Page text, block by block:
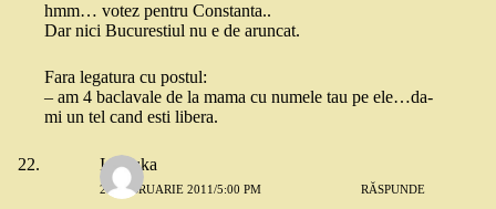
hmm… votez pentru Constanta..
Dar nici Bucurestiul nu e de aruncat.
Fara legatura cu postul:
– am 4 baclavale de la mama cu numele tau pe ele…da-
mi un tel cand esti libera.
Ionouka
27 FEBRUARIE 2011/5:00 PM RĂSPUNDE